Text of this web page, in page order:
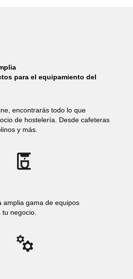
para el equipamiento del
encontrarás todo lo que
de hostelería. Desde cafeteras
y más.
amplia gama de equipos
tu negocio.